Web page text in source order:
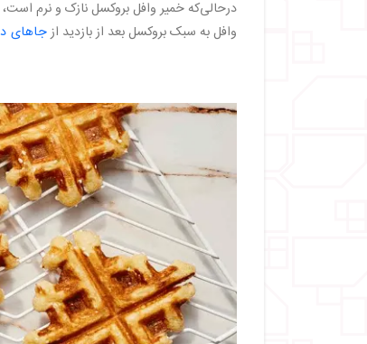
درحالی‌که خمیر وافل بروکسل نازک و نرم
وافل به سبک بروکسل بعد از بازدید ازجاهای